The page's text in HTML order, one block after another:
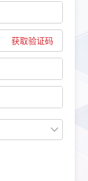
获取验证码